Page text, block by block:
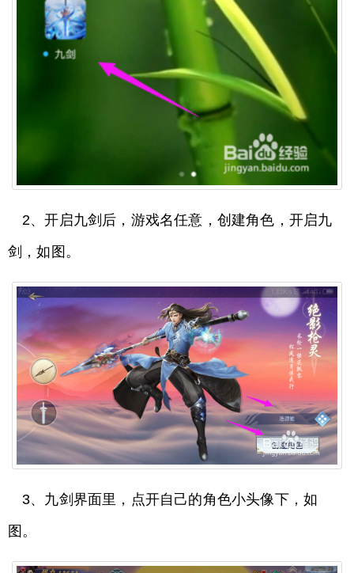
2、开启九剑后，游戏名任意，创建角色，开启九
剑，如图。
3、九剑界面里，点开自己的角色小头像下，如
图。